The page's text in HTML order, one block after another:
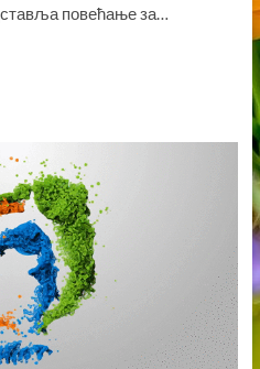
повећање за…